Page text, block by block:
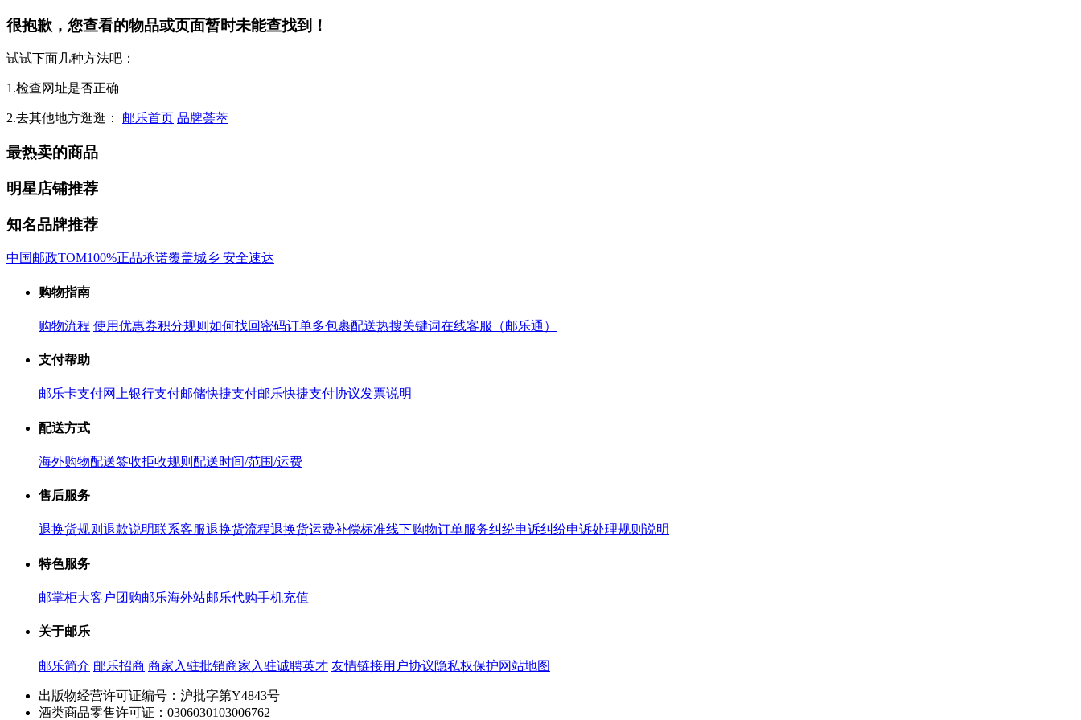
很抱歉，您查看的物品或页面暂时未能查找到！
试试下面几种方法吧：
1.检查网址是否正确
2.去其他地方逛逛： 邮乐首页 品牌荟萃
最热卖的商品
明星店铺推荐
知名品牌推荐
中国邮政TOM100%正品承诺覆盖城乡 安全速达
购物指南
购物流程 使用优惠券积分规则 如何找回密码订单多包裹配送热搜关键词在线客服（邮乐通）
支付帮助
邮乐卡支付网上银行支付邮储快捷支付邮乐快捷支付协议发票说明
配送方式
海外购物配送签收拒收规则 配送时间/范围/运费
售后服务
退换货规则 退款说明联系客服退换货流程退换货运费补偿标准线下购物订单服务纠纷申诉纠纷申诉处理规则说明
特色服务
邮掌柜大客户团购邮乐海外站邮乐代购手机充值
关于邮乐
邮乐简介 邮乐招商 商家入驻批销商家入驻诚聘英才 友情链接用户协议隐私权保护网站地图
出版物经营许可证编号：沪批字第Y4843号
酒类商品零售许可证：0306030103006762